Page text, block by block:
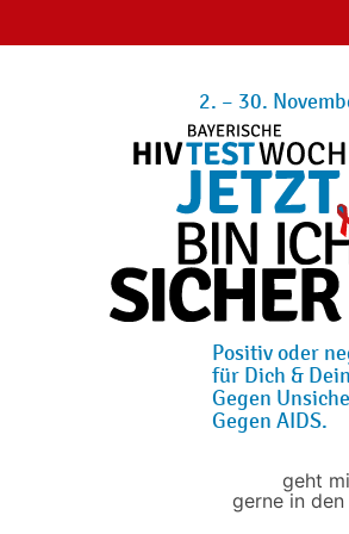
2. – 30.
Positiv oder
für Dich &
Gegen
Gegen AIDS.
geht
gerne in